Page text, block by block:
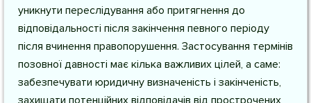
уникнути переслідування або притягнення до
відповідальності після закінчення певного періоду
після вчинення правопорушення. Застосування термінів
позовної давності має кілька важливих цілей, а саме:
забезпечувати юридичну визначеність і закінченість,
захищати потенційних відповідачів від прострочених